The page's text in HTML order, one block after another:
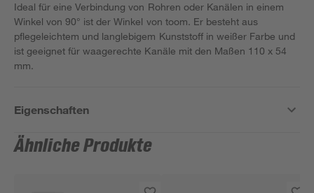
Ideal für eine Verbindung von Rohren oder Kanälen in einem
Winkel von 90° ist der Winkel von toom. Er besteht aus
pflegeleichtem und langlebigem Kunststoff in weißer Farbe und
ist geeignet für waagerechte Kanäle mit den Maßen 110 x 54
mm.
Eigenschaften
Ähnliche Produkte